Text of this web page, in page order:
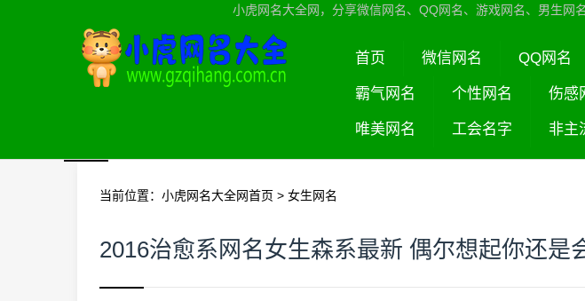
小虎网名大全网，分享微信网名、QQ网名、游戏网名、男生网
首页 微信网名 QQ网名
霸气网名 个性网名 伤感
唯美网名 工会名字 非主
当前位置： 小虎网名大全网首页 > 女生网名
2016治愈系网名女生森系最新 偶尔想起你还是